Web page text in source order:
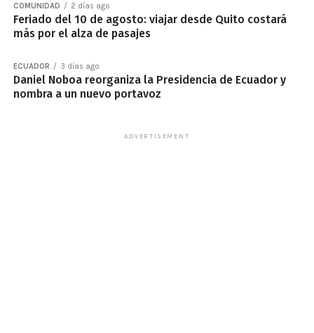
COMUNIDAD 2 días ago
Feriado del 10 de agosto: viajar desde Quito costará
más por el alza de pasajes
ECUADOR 3 días ago
Daniel Noboa reorganiza la Presidencia de Ecuador y
nombra a un nuevo portavoz
ADVERTISEMENT